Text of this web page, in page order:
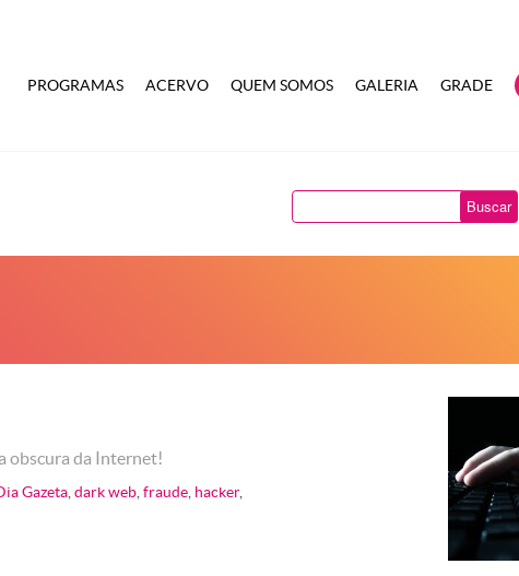
PROGRAMAS ACERVO QUEM SOMOS GALERIA GRADE
Buscar
obscura da Internet!
Gazeta ,dark web ,fraude hacker,